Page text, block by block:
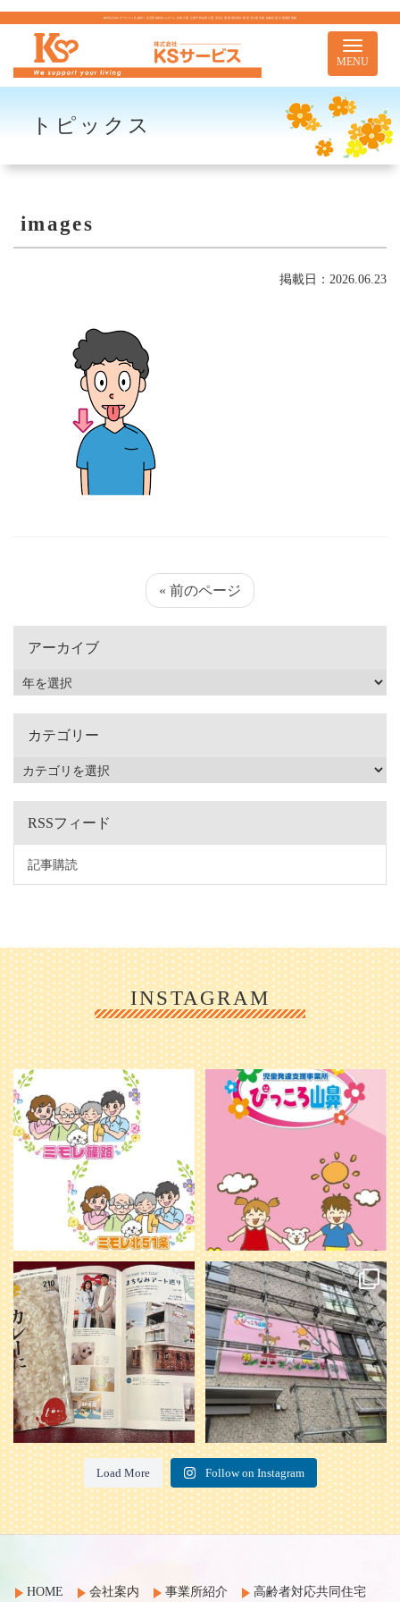
株式会社KSサービス｜札幌市｜住宅型有料老人ホーム 訪問介護 介護予防訪問介護 居宅介護 重度訪問介護 居宅介護支援 移動支援 児童通所事業
Toggle
MENU
トピックス
images
掲載日：2026.06.23
« 前のページ
アーカイブ
カテゴリー
RSSフィード
記事購読
INSTAGRAM
利用者様やご家族の皆さまに、親し
みや温かさが伝わるようなデザイン
を目指し、ミモレのイラストを新し
く作...
20 0
＼ 2026年6月1日 OPEN ／
...
25 0
本日発売のオトンvol.210号に掲載さ
れました！...
28 1
『ぴっころ山鼻』オープンに向けて
準備が着々と進んでいます。
皆さんお楽しみに〜
...
26 0
Load More Follow on Instagram
HOME 会社案内 事業所紹介 高齢者対応共同住宅